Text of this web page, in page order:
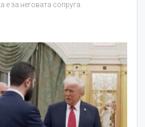
е за неговата сопруга.